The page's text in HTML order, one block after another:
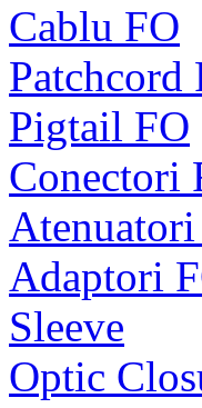
Cablu FO
Patchcord
Pigtail FO
Conectori
Adaptori
Sleeve
Optic